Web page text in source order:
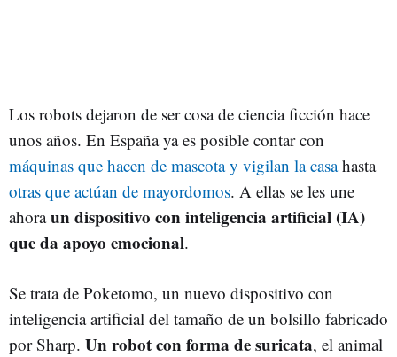
Los robots dejaron de ser cosa de ciencia ficción hace
unos años. En España ya es posible contar con
máquinas que hacen de mascota y vigilan la casahasta
otras que actúan de mayordomos. A ellas se les une
ahoraun dispositivo con inteligencia artificial (IA)
que da apoyo emocional.
Se trata de Poketomo, un nuevo dispositivo con
inteligencia artificial del tamaño de un bolsillo fabricado
por Sharp. Un robot con forma de suricata, el animal